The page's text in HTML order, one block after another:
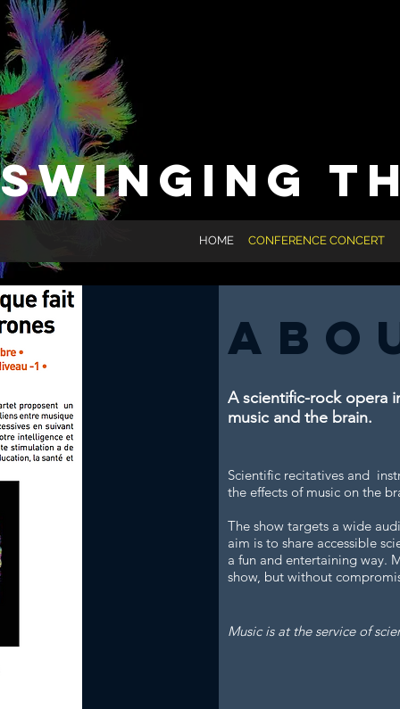
SWINGING
HOME CONFERENCE CONCERT
A scientific-rock opera
music and the brain.
Scientific recitatives and
the effects of music on the
The show targets a wide
aim is to share accessible
a fun and entertaining way.
show, but without
Music is at the service of